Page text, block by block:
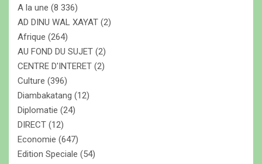
h
e
r
A la une (8 336)
AD DINU WAL XAYAT (2)
Afrique (264)
AU FOND DU SUJET (2)
CENTRE D'INTERET (2)
Culture (396)
Diambakatang (12)
Diplomatie (24)
DIRECT (12)
Economie (647)
Edition Speciale (54)